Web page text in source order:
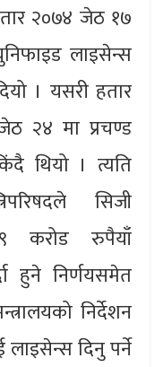
२०७४ जेठ १७
लाइसेन्स
। यसरी हतार
२४ मा प्रचण्ड
थियो । त्यति
सिजी
करोड रुपैयाँ
हुने निर्णयसमेत
निर्देशन
दिनु पर्ने